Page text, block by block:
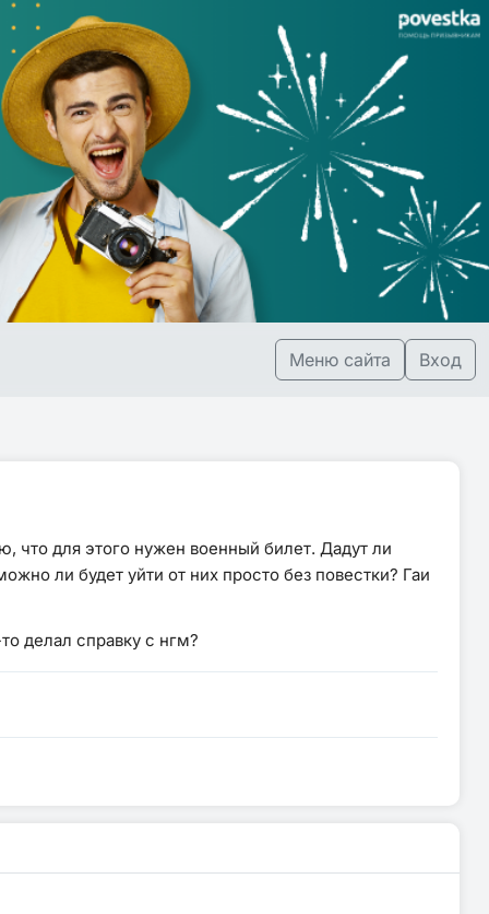
Меню сайта Вход
что для этого нужен военный билет. Дадут ли
ли будет уйти от них просто без повестки? Гаи
делал справку с нгм?